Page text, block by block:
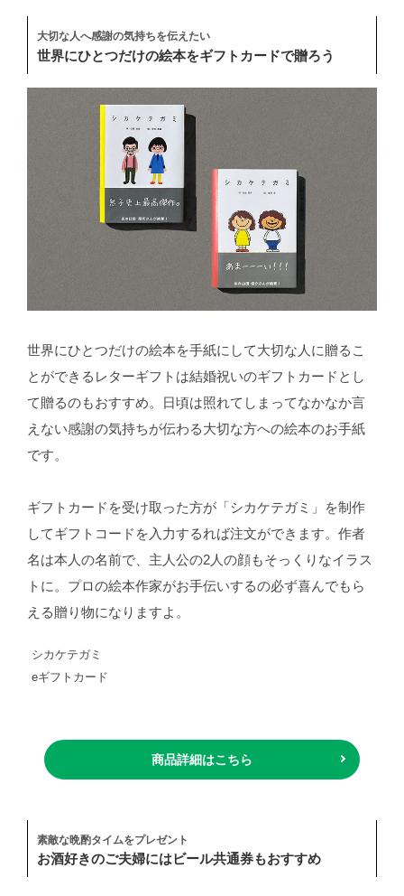
大切な人へ感謝の気持ちを伝えたい
世界にひとつだけの絵本をギフトカードで贈ろう
世界にひとつだけの絵本を手紙にして大切な人に贈るこ
とができるレターギフトは結婚祝いのギフトカードとし
て贈るのもおすすめ。日頃は照れてしまってなかなか言
えない感謝の気持ちが伝わる大切な方への絵本のお手紙
です。
ギフトカードを受け取った方が「シカケテガミ」を制作
してギフトコードを入力するれば注文ができます。作者
名は本人の名前で、主人公の2人の顔もそっくりなイラス
トに。プロの絵本作家がお手伝いするの必ず喜んでもら
える贈り物になりますよ。
シカケテガミ
eギフトカード
商品詳細はこちら
素敵な晩酌タイムをプレゼント
お酒好きのご夫婦にはビール共通券もおすすめ